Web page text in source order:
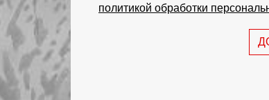
политикой обработки